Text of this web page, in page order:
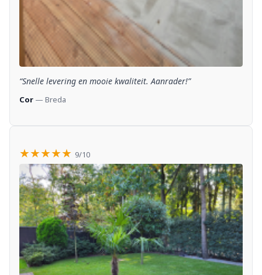
“Snelle levering en mooie kwaliteit. Aanrader!”
Cor — Breda
★★★★★ 9/10